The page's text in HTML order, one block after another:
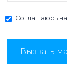
Соглашаюсь на
Вызвать